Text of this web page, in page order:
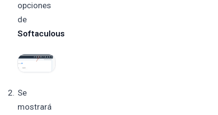
opciones
de
Softaculous
Se
mostrará